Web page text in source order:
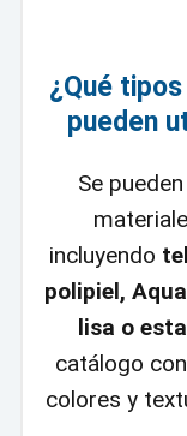
¿Qué
pueden
Se
incluyendo
polipiel,
lisa o
catálogo
colores y